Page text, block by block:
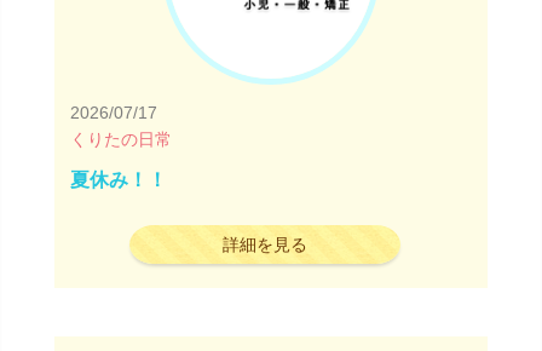
2026/07/17
くりたの日常
夏休み！！
詳細を見る